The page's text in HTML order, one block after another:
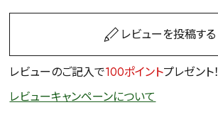
レビューを投稿する
レビューのご記入で100ポイントプレゼント！
レビューキャンペーンについて